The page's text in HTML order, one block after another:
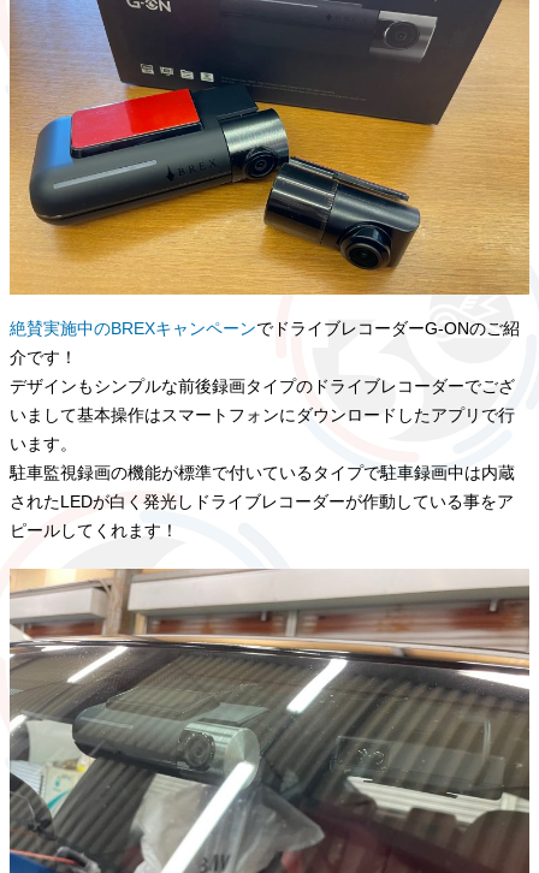
絶賛実施中のBREXキャンペーンでドライブレコーダーG-ONのご紹
介です！
デザインもシンプルな前後録画タイプのドライブレコーダーでござ
いまして基本操作はスマートフォンにダウンロードしたアプリで行
います。
駐車監視録画の機能が標準で付いているタイプで駐車録画中は内蔵
されたLEDが白く発光しドライブレコーダーが作動している事をア
ピールしてくれます！